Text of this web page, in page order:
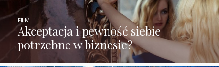
Akceptacja i pewność siebie
potrzebne w biznesie?
FILM